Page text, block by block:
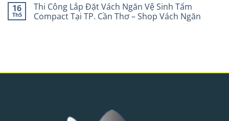
16
Th5
Thi Công Lắp Đặt Vách Ngăn Vệ Sinh Tấm
Compact Tại TP. Cần Thơ – Shop Vách Ngăn